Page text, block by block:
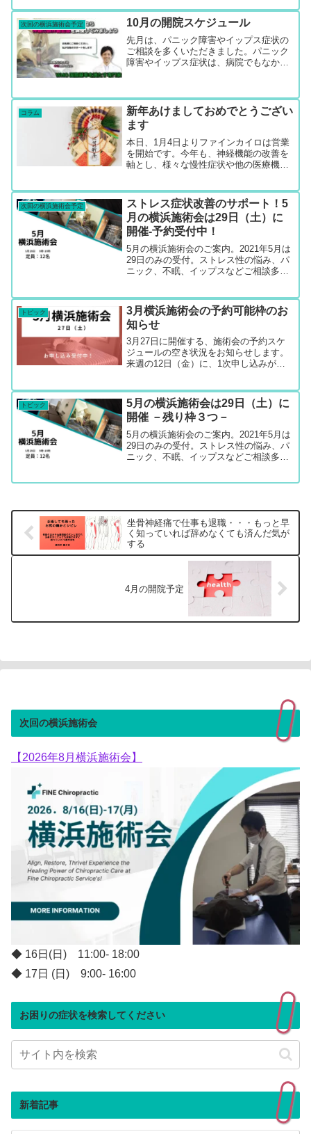
ですし、雨だと交通渋滞も起こりがちな
ので、予約時間に変更...
次回の横浜施術会予定 10月の開院スケジュール
先月は、パニック障害やイップス症状の
ご相談を多くいただきました。パニック
障害やイップス症状は、病院でもなかな
えている「神経系の誤作動記憶」という
視点が、次第に広がりつつ...
コラム
新年あけましておめでとうござい
ます
本日、1月4日よりファインカイロは営業
を開始です。今年も、神経機能の改善を
軸とし、様々な慢性症状や他の医療機関
のお手伝いをさせて頂きたいと思ってお
ります。心身相関心理と...
次回の横浜施術会予定
ストレス症状改善のサポート！5
月の横浜施術会は29日（土）に
開催-予約受付中！
5月の横浜施術会のご案内。2021年5月は
29日のみの受付。ストレス性の悩み、パ
ニック、不眠、イップスなどご相談多
に対して心と身体のバランス調整から症
状のお悩みを解決へと導くサポートを提
供中。
トピック
3月横浜施術会の予約可能枠のお
知らせ
3月27日に開催する、施術会の予約スケ
ジュールの空き状況をお知らせします。
来週の12日（金）に、1次申し込みが終
サロンの空き状況を確認してからの確定
となりますので、...
トピック
5月の横浜施術会は29日（土）に
開催 －残り枠３つ－
5月の横浜施術会のご案内。2021年5月は
29日のみの受付。ストレス性の悩み、パ
ニック、不眠、イップスなどご相談多
供中。
坐骨神経痛で仕事も退職・・・もっと早
く知っていれば辞めなくても済んだ気が
する
4月の開院予定
次回の横浜施術会
【2026年8月横浜施術会】
◆ 16日(日) 11:00- 18:00
◆ 17日 (日) 9:00- 16:00
お困りの症状を検索してください
新着記事